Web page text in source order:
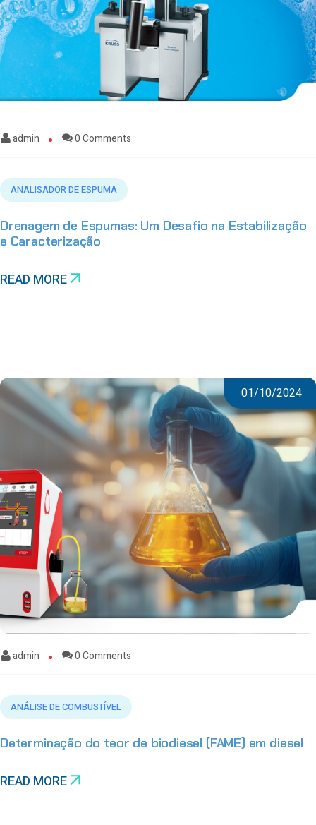
admin 0 Comments
ANALISADOR DE ESPUMA
Drenagem de Espumas: Um Desafio na Estabilização
e Caracterização
READ MORE
01/10/2024
admin 0 Comments
ANÁLISE DE COMBUSTÍVEL
Determinação do teor de biodiesel (FAME) em diesel
READ MORE